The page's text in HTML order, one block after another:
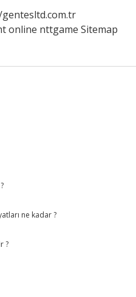
online nttgame Sitemap
ne kadar ?
?